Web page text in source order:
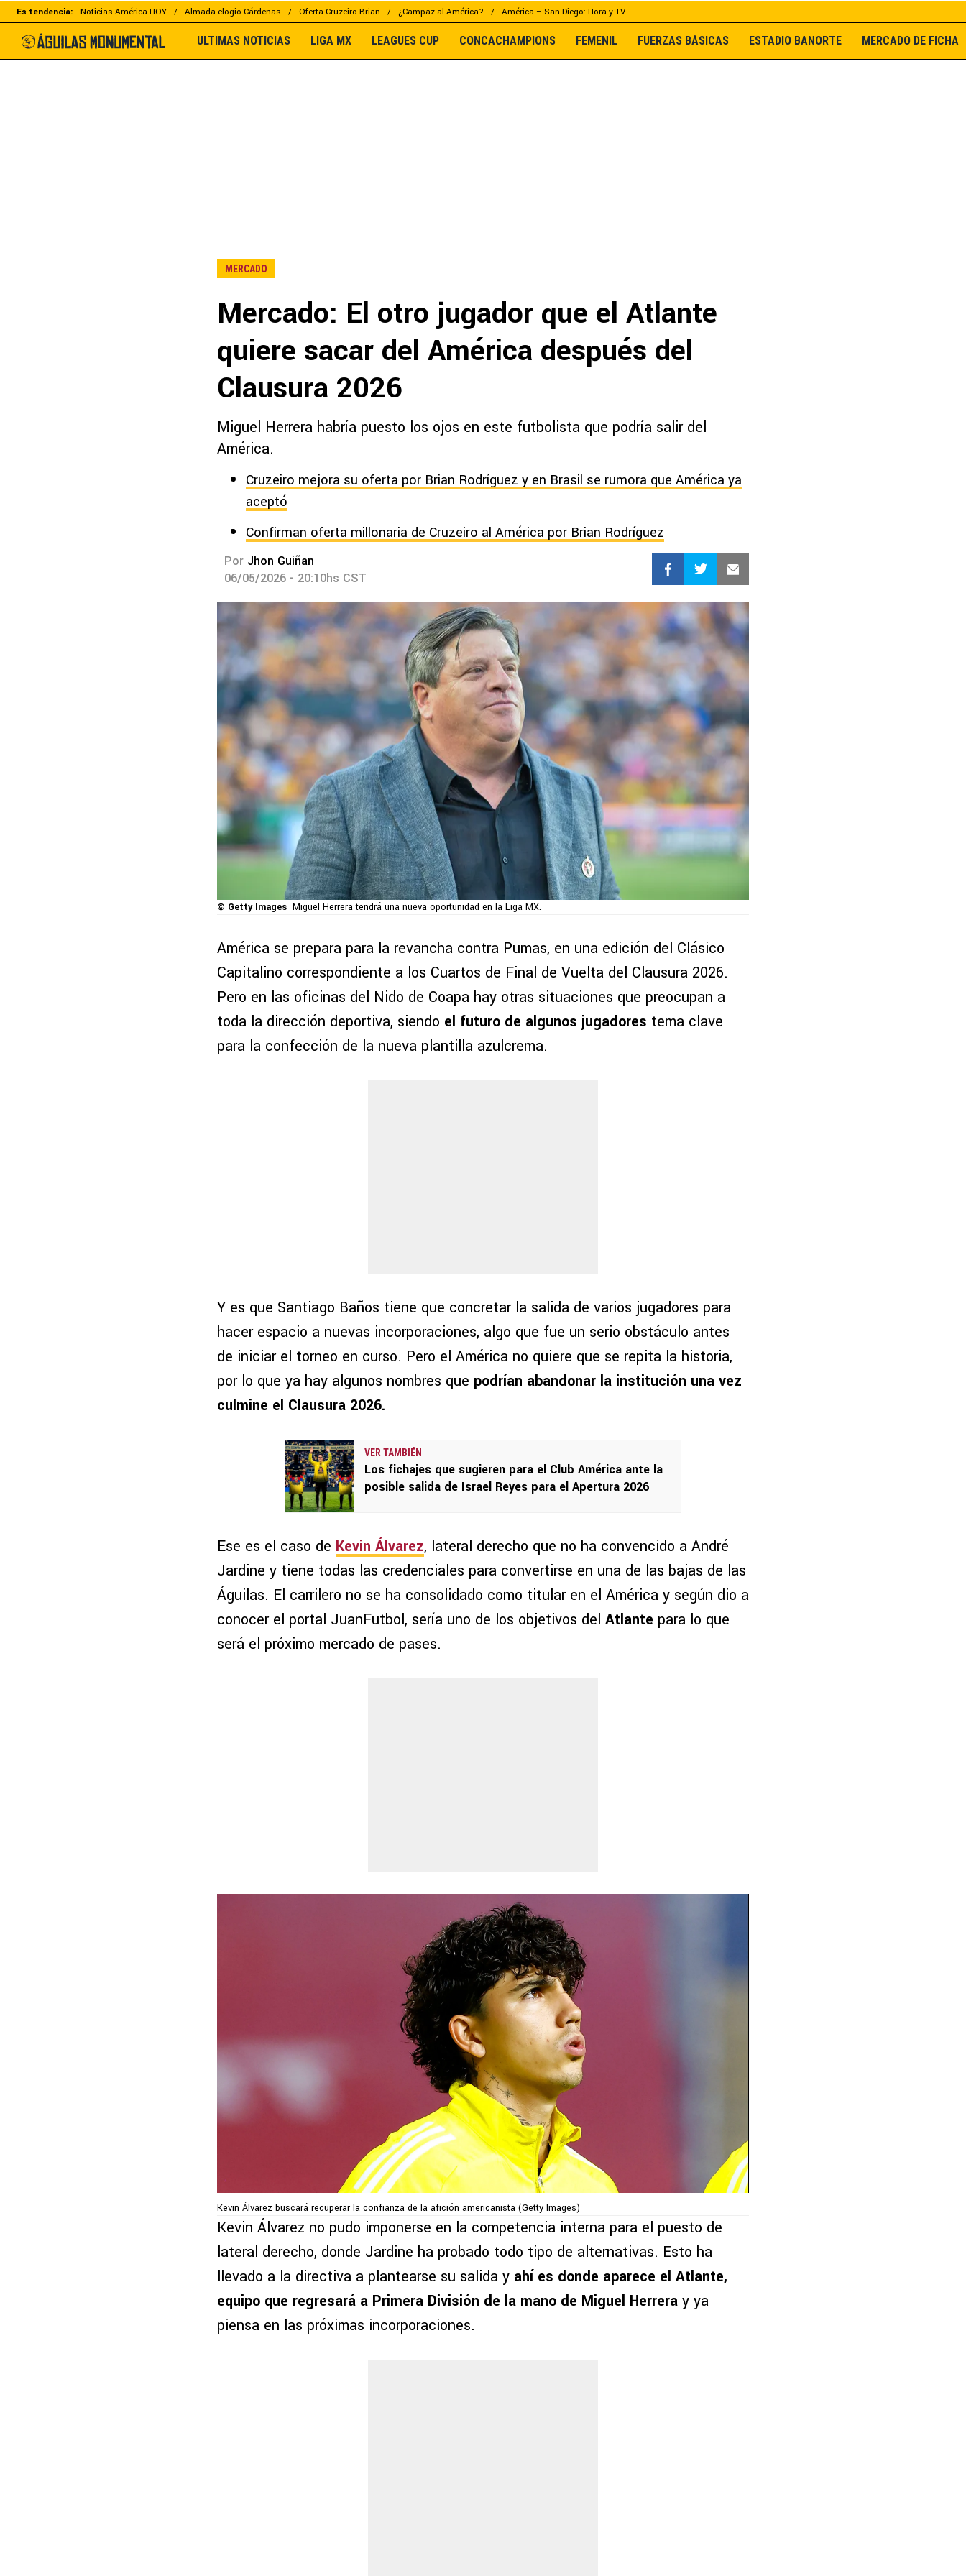
Es tendencia: Noticias América HOY Almada elogio Cárdenas Oferta Cruzeiro Brian ¿Campaz al América? América – San Diego: Hora y TV
ULTIMAS NOTICIAS LIGA MX LEAGUES CUP CONCACHAMPIONS FEMENIL FUERZAS BÁSICAS ESTADIO BANORTE MERCADO DE
MERCADO
Mercado: El otro jugador que el Atlante
quiere sacar del América después del
Clausura 2026
Miguel Herrera habría puesto los ojos en este futbolista que podría salir del
América.
Cruzeiro mejora su oferta por Brian Rodríguez y en Brasil se rumora que América ya
aceptó
Confirman oferta millonaria de Cruzeiro al América por Brian Rodríguez
Por Jhon Guiñan
06/05/2026 - 20:10hs CST
© Getty Images Miguel Herrera tendrá una nueva oportunidad en la Liga MX.
América se prepara para la revancha contra Pumas, en una edición del Clásico
Capitalino correspondiente a los Cuartos de Final de Vuelta del Clausura 2026.
Pero en las oficinas del Nido de Coapa hay otras situaciones que preocupan a
toda la dirección deportiva, siendo el futuro de algunos jugadores tema clave
para la confección de la nueva plantilla azulcrema.
Y es que Santiago Baños tiene que concretar la salida de varios jugadores para
hacer espacio a nuevas incorporaciones, algo que fue un serio obstáculo antes
de iniciar el torneo en curso. Pero el América no quiere que se repita la historia,
por lo que ya hay algunos nombres que podrían abandonar la institución una vez
culmine el Clausura 2026.
VER TAMBIÉN
Los fichajes que sugieren para el Club América ante la
posible salida de Israel Reyes para el Apertura 2026
Ese es el caso de Kevin Álvarez, lateral derecho que no ha convencido a André
Jardine y tiene todas las credenciales para convertirse en una de las bajas de las
Águilas. El carrilero no se ha consolidado como titular en el América y según dio a
conocer el portal JuanFutbol, sería uno de los objetivos del Atlante para lo que
será el próximo mercado de pases.
Kevin Álvarez buscará recuperar la confianza de la afición americanista (Getty Images)
Kevin Álvarez no pudo imponerse en la competencia interna para el puesto de
lateral derecho, donde Jardine ha probado todo tipo de alternativas. Esto ha
llevado a la directiva a plantearse su salida y ahí es donde aparece el Atlante,
equipo que regresará a Primera División de la mano de Miguel Herrera y ya
piensa en las próximas incorporaciones.